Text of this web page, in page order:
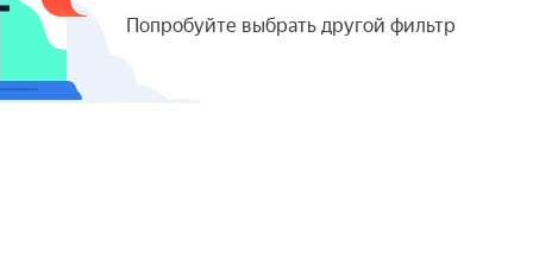
Попробуйте выбрать другой фильтр